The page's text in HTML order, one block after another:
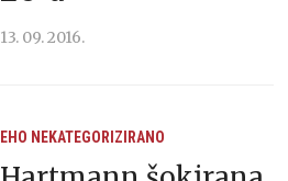
13. 09. 2016.
EHO NEKATEGORIZIRANO